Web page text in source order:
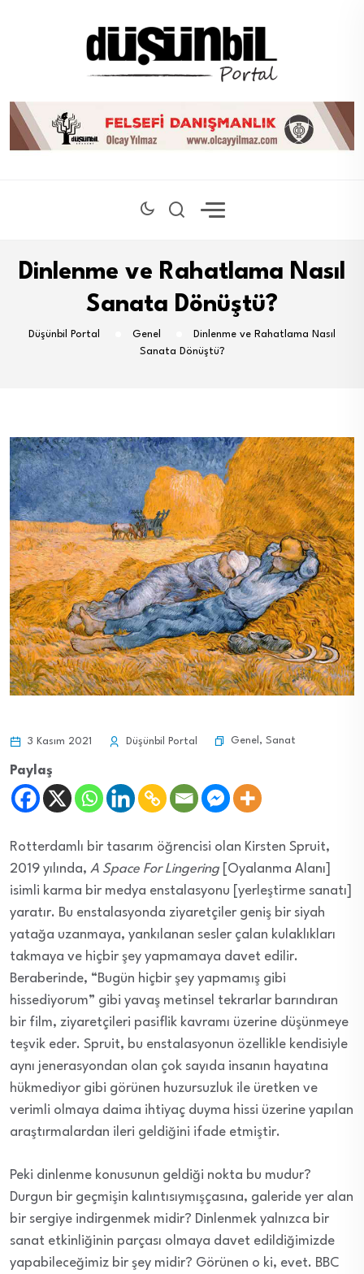
Dinlenme ve Rahatlama Nasıl
Sanata Dönüştü?
Düşünbil Portal Genel
Dinlenme ve Rahatlama Nasıl
Sanata Dönüştü?
3 Kasım 2021 Düşünbil Portal Genel , Sanat
Paylaş
Rotterdamlı bir tasarım öğrencisi olan Kirsten Spruit,
2019 yılında, A Space For Lingering
[Oyalanma Alanı]
isimli karma bir medya enstalasyonu [yerleştirme sanatı]
yaratır. Bu enstalasyonda ziyaretçiler geniş bir siyah
yatağa uzanmaya, yankılanan sesler çalan kulaklıkları
takmaya ve hiçbir şey yapmamaya davet edilir.
Beraberinde, “Bugün hiçbir şey yapmamış gibi
hissediyorum” gibi yavaş metinsel tekrarlar barındıran
bir film, ziyaretçileri pasiflik kavramı üzerine düşünmeye
teşvik eder. Spruit, bu enstalasyonun özellikle kendisiyle
aynı jenerasyondan olan çok sayıda insanın hayatına
hükmediyor gibi görünen huzursuzluk ile üretken ve
verimli olmaya daima ihtiyaç duyma hissi üzerine yapılan
araştırmalardan ileri geldiğini ifade etmiştir.
Peki dinlenme konusunun geldiği nokta bu mudur?
Durgun bir geçmişin kalıntısıymışçasına, galeride yer alan
bir sergiye indirgenmek midir? Dinlenmek yalnızca bir
sanat etkinliğinin parçası olmaya davet edildiğimizde
yapabileceğimiz bir şey midir? Görünen o ki, evet. BBC